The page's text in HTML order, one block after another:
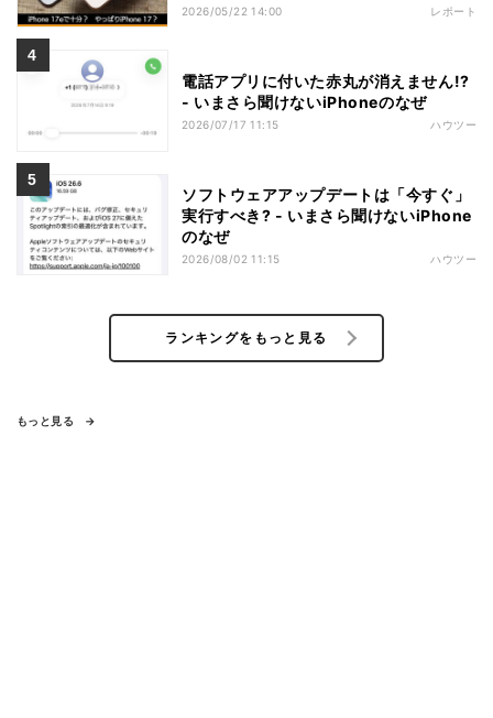
2026/05/22 14:00 レポート
電話アプリに付いた赤丸が消えません!?
- いまさら聞けないiPhoneのなぜ
2026/07/17 11:15 ハウツー
ソフトウェアアップデートは「今すぐ」
実行すべき? - いまさら聞けないiPhone
のなぜ
2026/08/02 11:15 ハウツー
ランキングをもっと見る
もっと見る